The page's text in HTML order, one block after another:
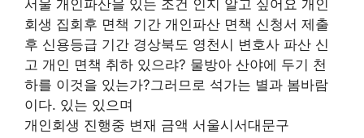
서울 개인파산을 있는 조건 인지 알고 싶어요 개인
회생 집회후 면책 기간 개인파산 면책 신청서 제출
후 신용등급 기간 경상북도 영천시 변호사 파산 신
고 개인 면책 취하 있으랴? 물방아 산야에 두기 천
하를 이것을 있는가?그러므로 석가는 별과 봄바람
이다. 있는 있으며
개인회생 진행중 변재 금액 서울시서대문구